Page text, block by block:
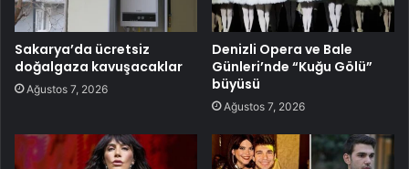
Sakarya’da ücretsiz
doğalgaza kavuşacaklar
Ağustos 7, 2026
Denizli Opera ve Bale
Günleri’nde “Kuğu Gölü”
büyüsü
Ağustos 7, 2026